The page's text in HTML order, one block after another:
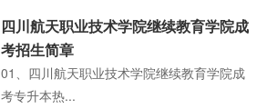
四川航天职业技术学院继续教育学院成
考招生简章
01、四川航天职业技术学院继续教育学院成
考专升本热...